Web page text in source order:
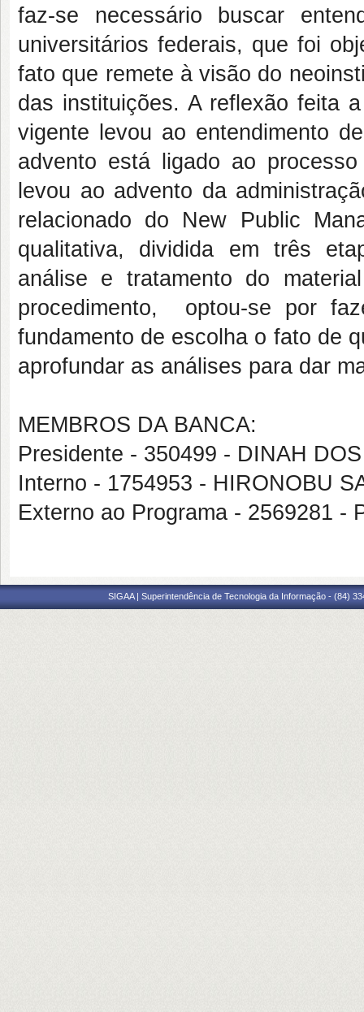
faz-se necessário buscar
universitários federais, que foi
fato que remete à visão do
das instituições. A reflexão feita
vigente levou ao entendimento
advento está ligado ao
levou ao advento da
relacionado do New Public
qualitativa, dividida em três
análise e tratamento do
procedimento, optou-se por
fundamento de escolha o fato de
aprofundar as análises para dar
MEMBROS DA BANCA:
Presidente - 350499 - DINAH
Interno - 1754953 - HIRONOBU
Externo ao Programa - 2569281 -
SIGAA | Superintendência de Tecnologia da Informação - (84)